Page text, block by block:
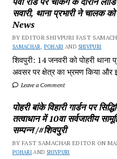
सवारी, थाना प्रभारी ने चालक
News
BY EDITOR SHIVPURI FAST
SAMACHAR , POHARI AND SHIVPURI
शिवपुरी: 14 जनवरी को पोहरी थाना
अवसर पर क्षेत्र का भ्रमण किया और
Leave a Comment
पोहरी बांके विहारी गार्डन पर
तत्वाधान में 10वा सर्वजातीय
सम्पन्न /#शिवपुरी
BY FAST SAMACHAR EDITOR ON
POHARI AND SHIVPURI